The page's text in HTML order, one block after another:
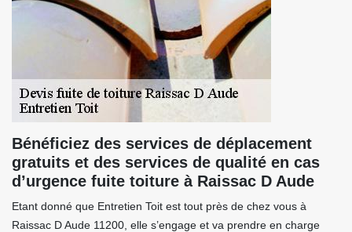
Bénéficiez des services de déplacement
gratuits et des services de qualité en cas
d’urgence fuite toiture à Raissac D Aude
Etant donné que Entretien Toit est tout près de chez vous à
Raissac D Aude 11200, elle s’engage et va prendre en charge